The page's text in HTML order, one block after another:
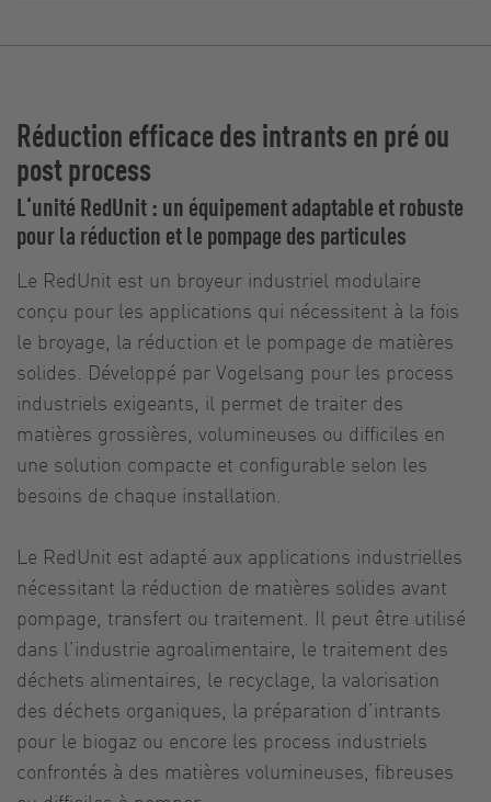
Réduction efficace des intrants en pré ou
post process
L‘unité RedUnit : un équipement adaptable et robuste
pour la réduction et le pompage des particules
Le RedUnit est un broyeur industriel modulaire
conçu pour les applications qui nécessitent à la fois
le broyage, la réduction et le pompage de matières
solides. Développé par Vogelsang pour les process
industriels exigeants, il permet de traiter des
matières grossières, volumineuses ou difficiles en
une solution compacte et configurable selon les
besoins de chaque installation.
Le RedUnit est adapté aux applications industrielles
nécessitant la réduction de matières solides avant
pompage, transfert ou traitement. Il peut être utilisé
dans l’industrie agroalimentaire, le traitement des
déchets alimentaires, le recyclage, la valorisation
des déchets organiques, la préparation d’intrants
pour le biogaz ou encore les process industriels
confrontés à des matières volumineuses, fibreuses